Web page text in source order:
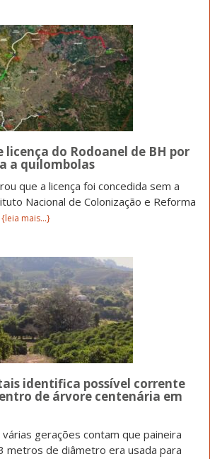
licença do Rodoanel de BH por
a quilombolas
que a licença foi concedida sem a
Nacional de Colonização e Reforma
{leia mais...}
identifica possível corrente
de árvore centenária em
gerações contam que paineira
metros de diâmetro era usada para